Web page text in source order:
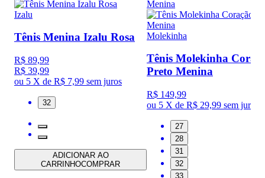
Izalu
Tênis Menina Izalu Rosa
R$ 89,99
R$ 39,99
ou 5 X de R$ 7,99 sem juros
32
ADICIONAR AO
CARRINHOCOMPRAR
Molekinha
Tênis Molekinha
Preto Menina
R$ 149,99
ou 5 X de R$ 29,99 sem juros
27
28
31
32
33